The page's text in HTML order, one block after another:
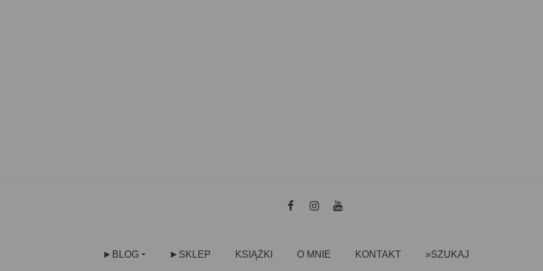
►BLOG ►SKLEP KSIĄŻKI O MNIE KONTAKT »SZUKAJ